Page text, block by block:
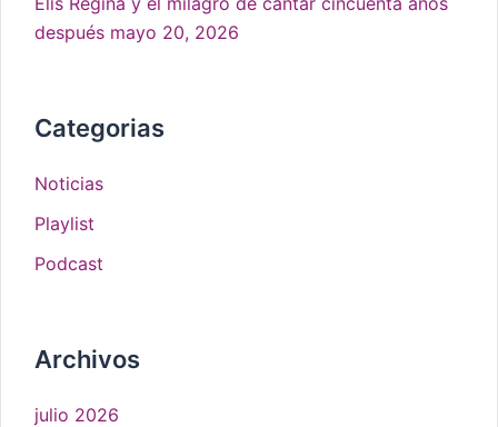
después mayo 20, 2026
Categorias
Noticias
Playlist
Podcast
Archivos
julio 2026